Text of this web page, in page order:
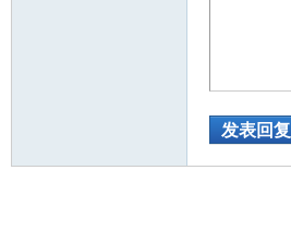
发表回复